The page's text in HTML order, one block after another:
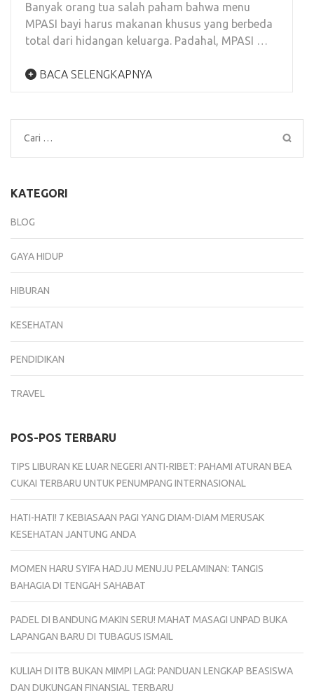
Banyak orang tua salah paham bahwa menu
MPASI bayi harus makanan khusus yang berbeda
total dari hidangan keluarga. Padahal, MPASI …
BACA SELENGKAPNYA
Cari
untuk:
KATEGORI
BLOG
GAYA HIDUP
HIBURAN
KESEHATAN
PENDIDIKAN
TRAVEL
POS-POS TERBARU
TIPS LIBURAN KE LUAR NEGERI ANTI-RIBET: PAHAMI ATURAN BEA
CUKAI TERBARU UNTUK PENUMPANG INTERNASIONAL
HATI-HATI! 7 KEBIASAAN PAGI YANG DIAM-DIAM MERUSAK
KESEHATAN JANTUNG ANDA
MOMEN HARU SYIFA HADJU MENUJU PELAMINAN: TANGIS
BAHAGIA DI TENGAH SAHABAT
PADEL DI BANDUNG MAKIN SERU! MAHAT MASAGI UNPAD BUKA
LAPANGAN BARU DI TUBAGUS ISMAIL
KULIAH DI ITB BUKAN MIMPI LAGI: PANDUAN LENGKAP BEASISWA
DAN DUKUNGAN FINANSIAL TERBARU